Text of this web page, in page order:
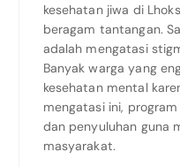
kesehatan jiwa di
beragam tantangan.
adalah mengatasi
Banyak warga yang
kesehatan mental
mengatasi ini,
dan penyuluhan guna
masyarakat.